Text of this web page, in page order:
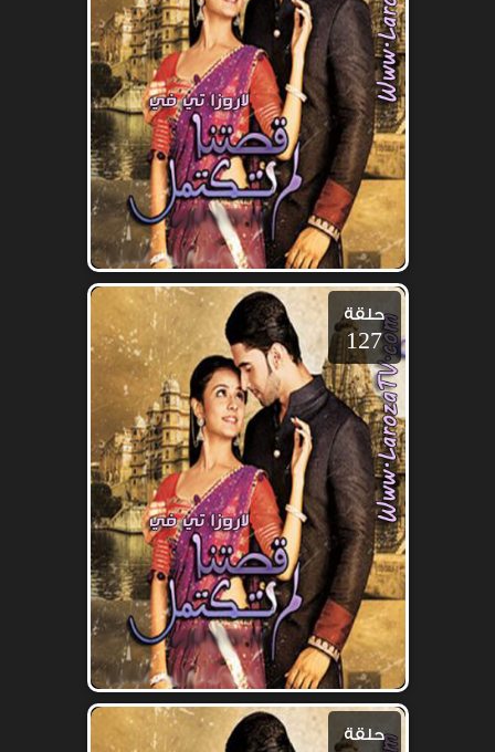
حلقة
127
حلقة